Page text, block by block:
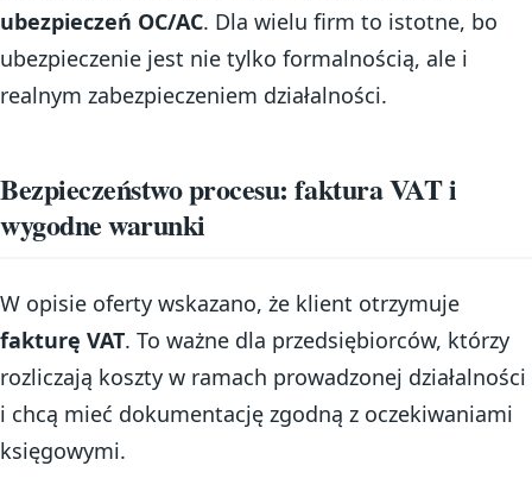
ubezpieczeń OC/AC. Dla wielu firm to istotne, bo
ubezpieczenie jest nie tylko formalnością, ale i
realnym zabezpieczeniem działalności.
Bezpieczeństwo procesu: faktura VAT i
wygodne warunki
W opisie oferty wskazano, że klient otrzymuje
fakturę VAT. To ważne dla przedsiębiorców, którzy
rozliczają koszty w ramach prowadzonej działalności
i chcą mieć dokumentację zgodną z oczekiwaniami
księgowymi.